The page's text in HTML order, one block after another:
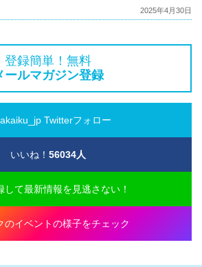
2025年4月30日
登録簡単！無料
ールマガジン登録
Twitterフォロー
いいね！ 56034人
して最新情報を見逃さない！
のイベントの様子をチェック